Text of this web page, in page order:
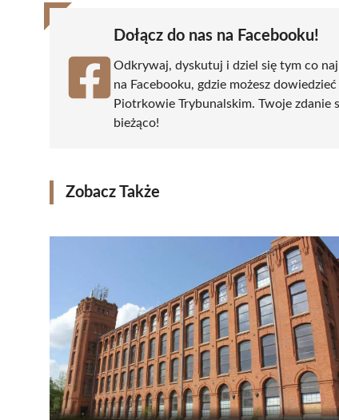
Dołącz do nas na Facebooku!
Odkrywaj, dyskutuj i dziel się tym co
na Facebooku, gdzie możesz
Piotrkowie Trybunalskim. Twoje zdanie
bieżąco!
Zobacz Także